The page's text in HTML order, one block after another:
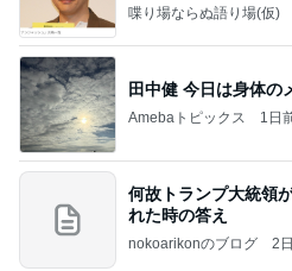
喋り場ならぬ語り場(仮)
田中健 今日は身体の
Amebaトピックス 1日
何故トランプ大統領
れた時の答え
nokoarikonのブログ 2